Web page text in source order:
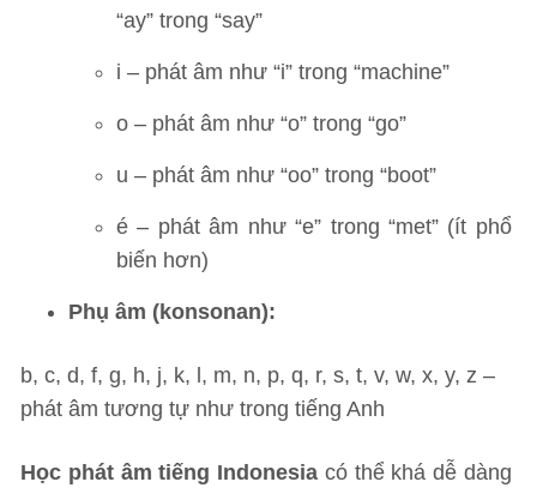
“ay” trong “say”
i – phát âm như “i” trong “machine”
o – phát âm như “o” trong “go”
u – phát âm như “oo” trong “boot”
é – phát âm như “e” trong “met” (ít phổ
biến hơn)
Phụ âm (konsonan):
b, c, d, f, g, h, j, k, l, m, n, p, q, r, s, t, v, w, x, y, z –
phát âm tương tự như trong tiếng Anh
Học phát âm tiếng Indonesia có thể khá dễ dàng